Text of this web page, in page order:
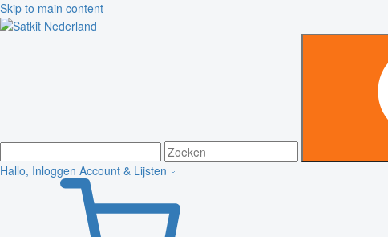
Skip to main content
Hallo, Inloggen Account & Lijsten